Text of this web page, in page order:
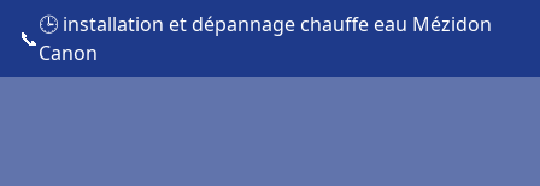
📞
🕒 installation et dépannage chauffe eau Mézidon
Canon